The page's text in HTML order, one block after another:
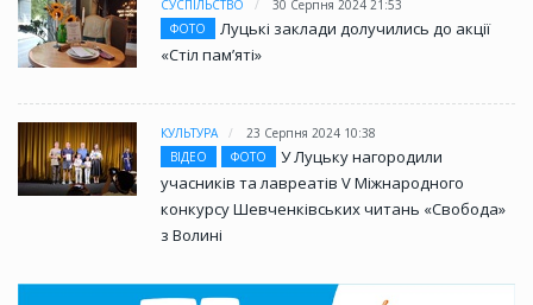
СУСПІЛЬСТВО
30 Серпня 2024 21:53
ФОТО
Луцькі заклади долучились до акції
«Стіл памʼяті»
КУЛЬТУРА
23 Серпня 2024 10:38
ВІДЕО
ФОТО
У Луцьку нагородили
учасників та лавреатів V Міжнародного
конкурсу Шевченківських читань «Свобода»
з Волині